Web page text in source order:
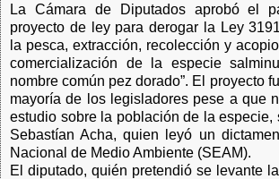
La Cámara de Diputados aprobó el
proyecto de ley para derogar la Ley
la pesca, extracción, recolección y
comercialización de la especie
nombre común pez dorado”. El proyecto
mayoría de los legisladores pese a que
estudio sobre la población de la especie,
Sebastían Acha, quien leyó un
Nacional de Medio Ambiente (SEAM).
El diputado, quién pretendió se levante